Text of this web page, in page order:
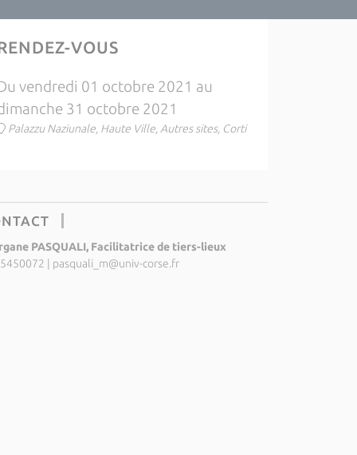
VOUS
vendredi 01 octobre 2021 au
31 octobre 2021
Palazzu Naziunale, Haute Ville, Autres sites, Corti
PASQUALI, Facilitatrice de tiers-lieux
pasquali_m@univ-corse.fr